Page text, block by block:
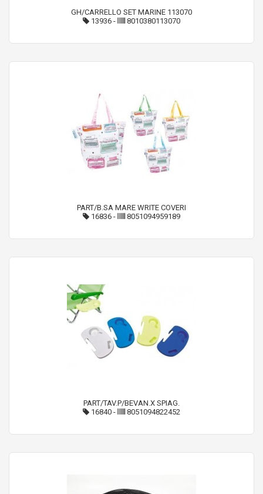
GH/CARRELLO SET MARINE 113070
13936 - 8010380113070
PART/B.SA MARE WRITE COVERI
16836 - 8051094959189
PART/TAV.P/BEVAN.X SPIAG.
16840 - 8051094822452